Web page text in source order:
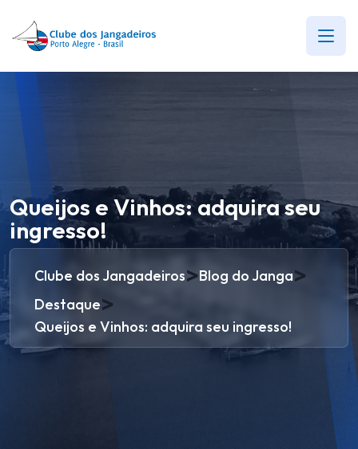
Queijos e Vinhos: adquira seu
ingresso!
Clube dos Jangadeiros>Blog do Janga>
Destaque>
Queijos e Vinhos: adquira seu ingresso!